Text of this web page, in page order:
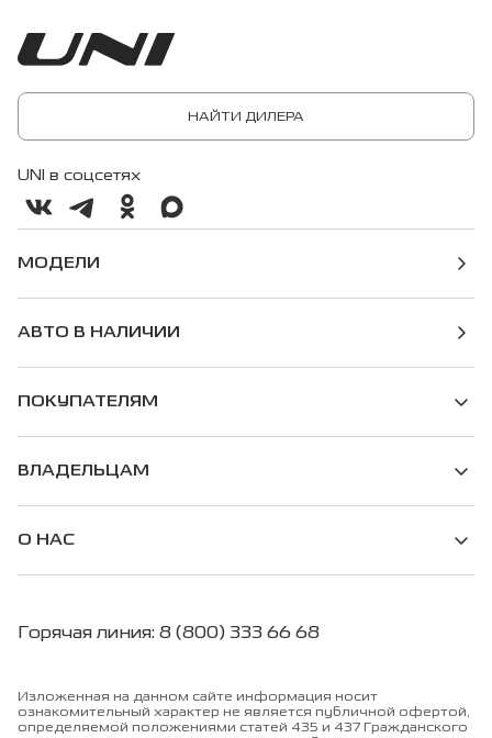
НАЙТИ ДИЛЕРА
UNI в соцсетях
МОДЕЛИ
АВТО В НАЛИЧИИ
ПОКУПАТЕЛЯМ
ВЛАДЕЛЬЦАМ
О НАС
Горячая линия: 8 (800) 333 66 68
Изложенная на данном сайте информация носит
ознакомительный характер не является публичной офертой,
определяемой положениями статей 435 и 437 Гражданского